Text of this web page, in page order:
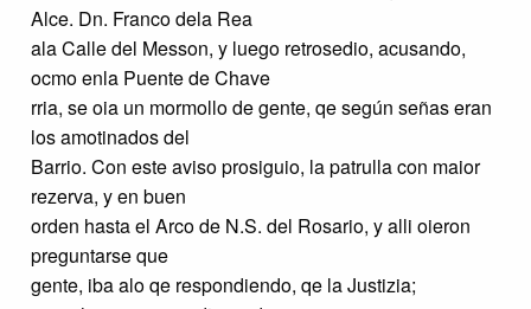
Alce. Dn. Franco dela Rea
ala Calle del Messon, y luego retrosedio, acusando,
ocmo enla Puente de Chave
rria, se oia un mormollo de gente, qe según señas eran
los amotinados del
Barrio. Con este aviso prosiguio, la patrulla con maior
rezerva, y en buen
orden hasta el Arco de N.S. del Rosario, y alli oieron
preguntarse que
gente, iba alo qe respondiendo, qe la Justizia;